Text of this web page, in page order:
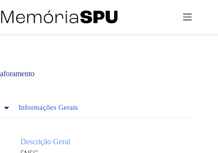
para
o
aforamento
Informações Gerais
Descrição Geral